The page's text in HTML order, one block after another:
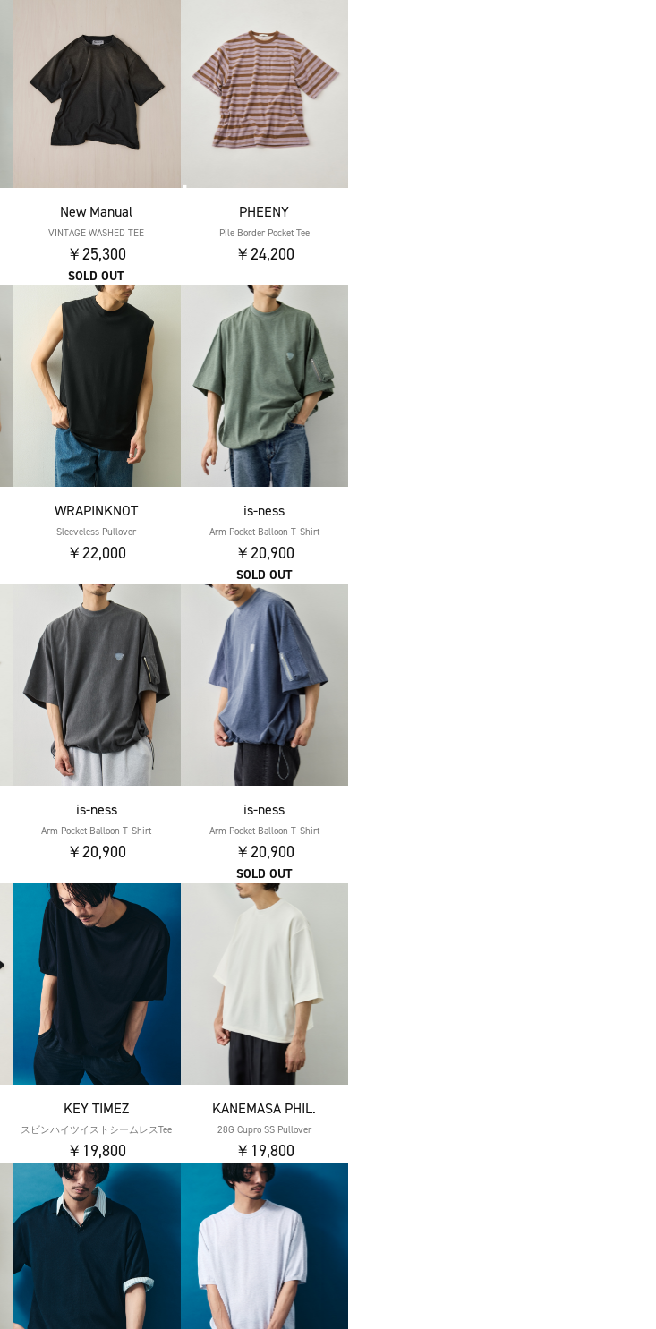
New Manual
VINTAGE WASHED TEE
￥25,300
SOLD OUT
PHEENY
Pile Border Pocket Tee
￥24,200
WRAPINKNOT
Sleeveless Pullover
￥22,000
is-ness
Arm Pocket Balloon T-Shirt
￥20,900
SOLD OUT
is-ness
Arm Pocket Balloon T-Shirt
￥20,900
is-ness
Arm Pocket Balloon T-Shirt
￥20,900
SOLD OUT
KEY TIMEZ
スビンハイツイストシームレスTee
￥19,800
KANEMASA PHIL.
28G Cupro SS Pullover
￥19,800